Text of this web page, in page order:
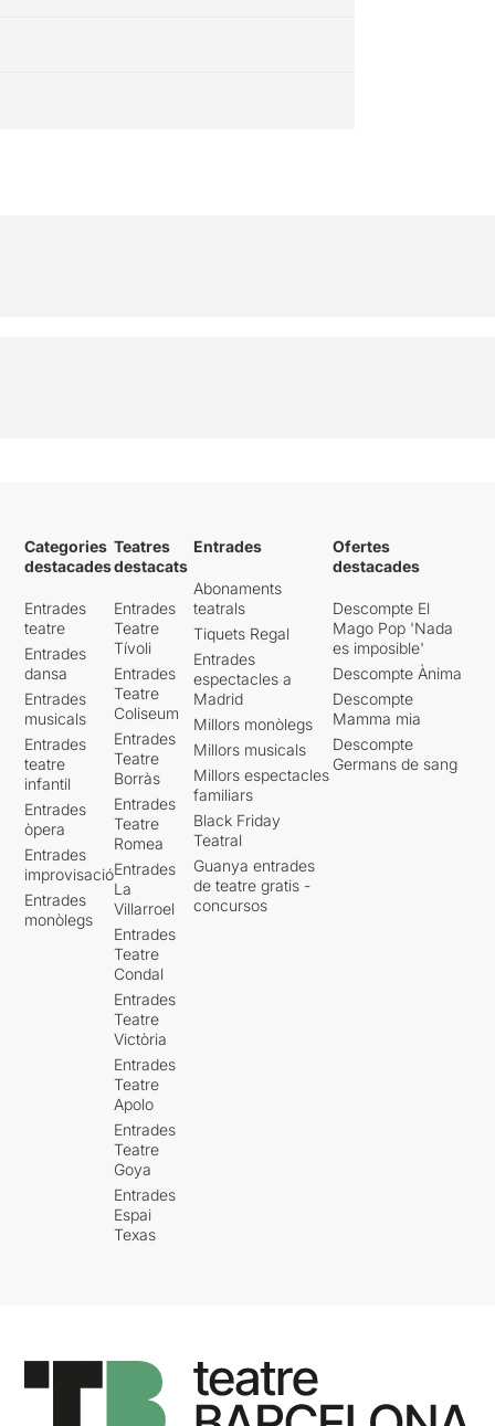
Categories
destacades
Entrades
teatre
Entrades
dansa
Entrades
musicals
Entrades
teatre
infantil
Entrades
òpera
Entrades
improvisació
Entrades
monòlegs
Teatres
destacats
Entrades
Teatre
Tívoli
Entrades
Teatre
Coliseum
Entrades
Teatre
Borràs
Entrades
Teatre
Romea
Entrades
La
Villarroel
Entrades
Teatre
Condal
Entrades
Teatre
Victòria
Entrades
Teatre
Apolo
Entrades
Teatre
Goya
Entrades
Espai
Texas
Entrades
Abonaments
teatrals
Tiquets Regal
Entrades
espectacles a
Madrid
Millors monòlegs
Millors musicals
Millors espectacles
familiars
Black Friday
Teatral
Guanya entrades
de teatre gratis -
concursos
Ofertes
destacades
Descompte El
Mago Pop 'Nada
es imposible'
Descompte Ànima
Descompte
Mamma mia
Descompte
Germans de sang